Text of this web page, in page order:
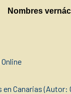
Nombres
Canarias (Autor: